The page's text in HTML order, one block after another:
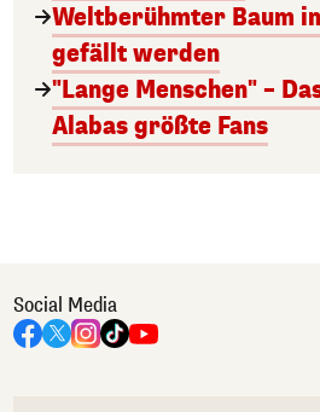
Weltberühmter Baum
gefällt werden
"Lange Menschen" –
Alabas größte Fans
Social Media